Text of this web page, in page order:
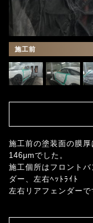
施工前
施工前の塗装面の膜
146μmでした。
施工個所はフロント
ダー、左右ﾍｯﾄﾗｲﾄ
左右リアフェンダーで